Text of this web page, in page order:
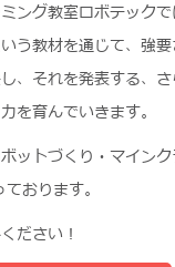
ング教室ロボテック
う教材を通じて、強
、それを発表する、
を育んでいきます。
ットづくり・マイン
おります。
ださい！